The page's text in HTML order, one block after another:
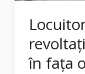
în fața